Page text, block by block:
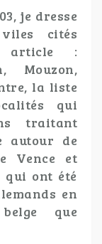
je dresse
cités
article :
Mouzon,
la liste
qui
traitant
autour de
Vence et
qui ont été
en
que